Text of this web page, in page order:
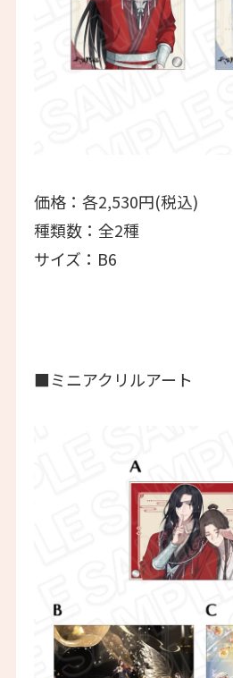
価格：各2,530円(税込)
種類数：全2種
サイズ：B6
■ミニアクリルアート